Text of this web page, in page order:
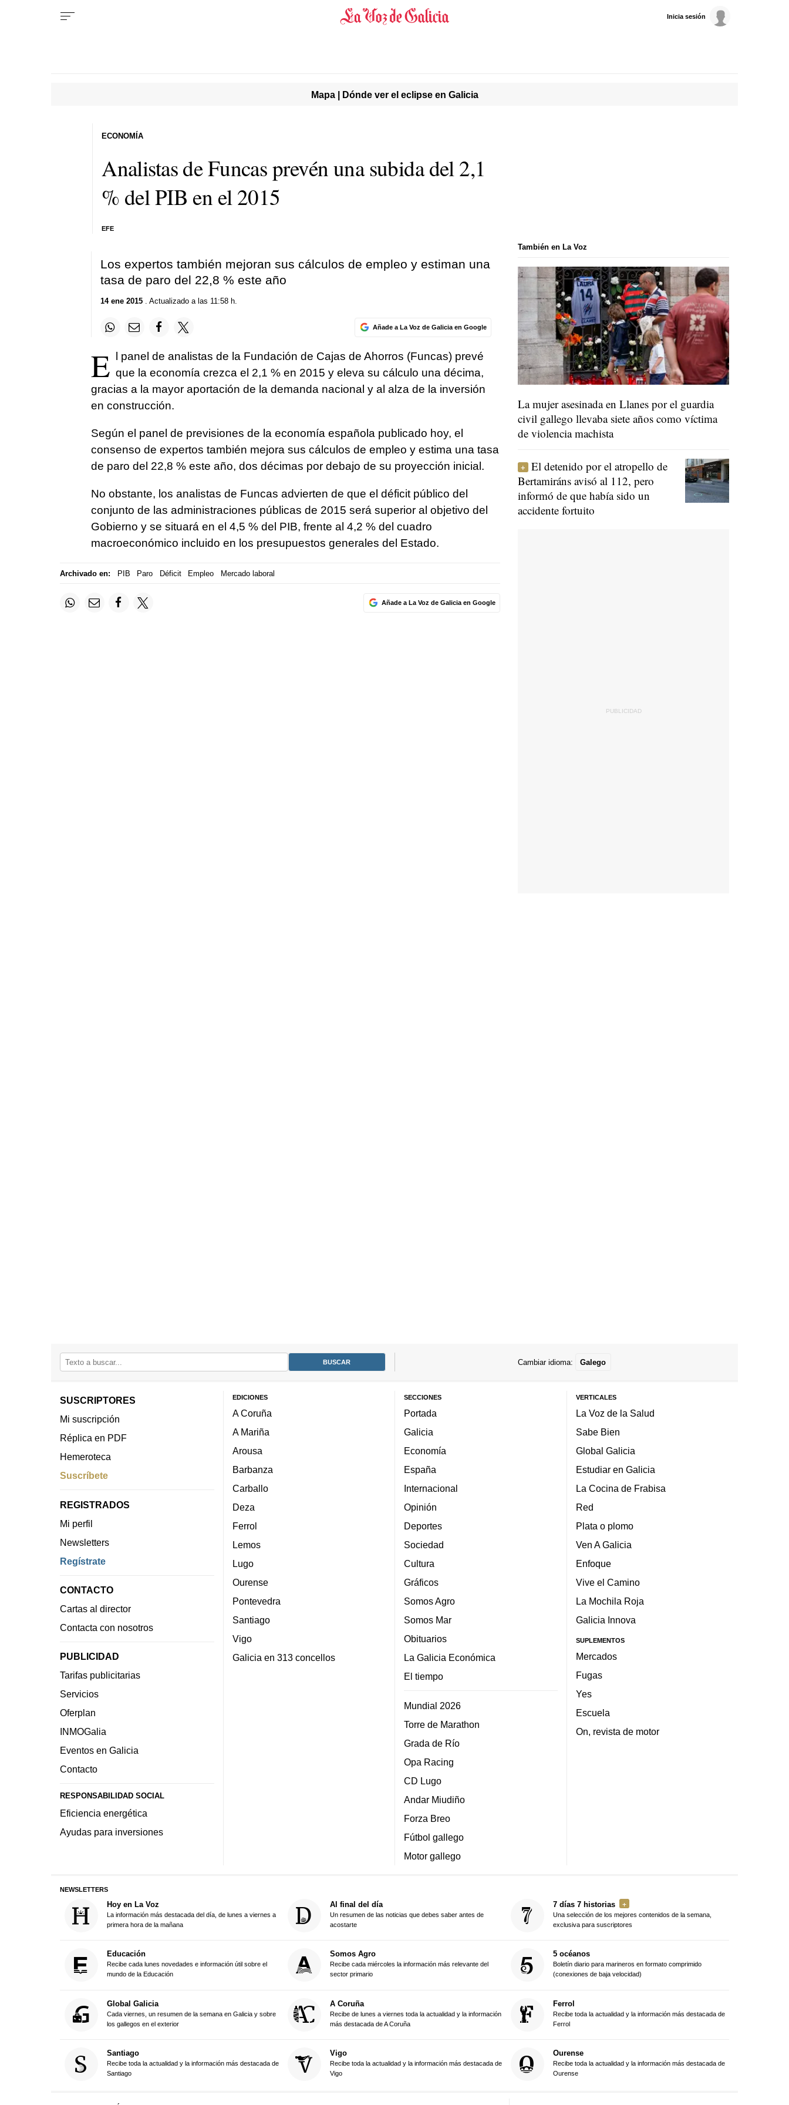
Inicia sesión
Mapa | Dónde ver el eclipse en Galicia
Analistas de Funcas prevén una subida del 2,1
% del PIB en el 2015
EFE
ECONOMÍA
Los expertos también mejoran sus cálculos de empleo y estiman una
tasa de paro del 22,8 % este año
14 ene 2015. Actualizado a las 11:58 h.
Añade a La Voz de Galicia en Google
E
l panel de analistas de la Fundación de Cajas de Ahorros (Funcas) prevé
que la economía crezca el 2,1 % en 2015 y eleva su cálculo una décima,
gracias a la mayor aportación de la demanda nacional y al alza de la inversión
en construcción.
Según el panel de previsiones de la economía española publicado hoy, el
consenso de expertos también mejora sus cálculos de empleo y estima una tasa
de paro del 22,8 % este año, dos décimas por debajo de su proyección inicial.
No obstante, los analistas de Funcas advierten de que el déficit público del
conjunto de las administraciones públicas de 2015 será superior al objetivo del
Gobierno y se situará en el 4,5 % del PIB, frente al 4,2 % del cuadro
macroeconómico incluido en los presupuestos generales del Estado.
Archivado en: PIB Paro Déficit Empleo Mercado laboral
Añade a La Voz de Galicia en Google
También en La Voz
La mujer asesinada en Llanes por el guardia
civil gallego llevaba siete años como víctima
de violencia machista
El detenido por el atropello de
Bertamiráns avisó al 112, pero
informó de que había sido un
accidente fortuito
Cambiar idioma: Galego
SUSCRIPTORES
Mi suscripción
Réplica en PDF
Hemeroteca
Suscríbete
REGISTRADOS
Mi perfil
Newsletters
Regístrate
CONTACTO
Cartas al director
Contacta con nosotros
PUBLICIDAD
Tarifas publicitarias
Servicios
Oferplan
INMOGalia
Eventos en Galicia
Contacto
RESPONSABILIDAD SOCIAL
Eficiencia energética
Ayudas para inversiones
EDICIONES
A Coruña
A Mariña
Arousa
Barbanza
Carballo
Deza
Ferrol
Lemos
Lugo
Ourense
Pontevedra
Santiago
Vigo
Galicia en 313 concellos
SECCIONES
Portada
Galicia
Economía
España
Internacional
Opinión
Deportes
Sociedad
Cultura
Gráficos
Somos Agro
Somos Mar
Obituarios
La Galicia Económica
El tiempo
Mundial 2026
Torre de Marathon
Grada de Río
Opa Racing
CD Lugo
Andar Miudiño
Forza Breo
Fútbol gallego
Motor gallego
VERTICALES
La Voz de la Salud
Sabe Bien
Global Galicia
Estudiar en Galicia
La Cocina de Frabisa
Red
Plata o plomo
Ven A Galicia
Enfoque
Vive el Camino
La Mochila Roja
Galicia Innova
SUPLEMENTOS
Mercados
Fugas
Yes
Escuela
On, revista de motor
NEWSLETTERS
Hoy en La Voz
La información más destacada del día, de lunes a viernes a
primera hora de la mañana
Al final del día
Un resumen de las noticias que debes saber antes de
acostarte
7 días 7 historias
Una selección de los mejores contenidos de la semana,
exclusiva para suscriptores
Educación
Recibe cada lunes novedades e información útil sobre el
mundo de la Educación
Somos Agro
Recibe cada miércoles la información más relevante del
sector primario
5 océanos
Boletín diario para marineros en formato comprimido
(conexiones de baja velocidad)
Global Galicia
Cada viernes, un resumen de la semana en Galicia y sobre
los gallegos en el exterior
A Coruña
Recibe de lunes a viernes toda la actualidad y la información
más destacada de A Coruña
Ferrol
Recibe toda la actualidad y la información más destacada de
Ferrol
Santiago
Recibe toda la actualidad y la información más destacada de
Santiago
Vigo
Recibe toda la actualidad y la información más destacada de
Vigo
Ourense
Recibe toda la actualidad y la información más destacada de
Ourense